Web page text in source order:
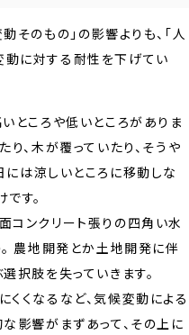
そのもの」の影響よりも、「人
に対する耐性を下げてい
ところや低いところがありま
り、木が覆っていたり、そうや
は涼しいところに移動しな
す。
ンクリート張りの四角い水
農地開発とか土地開発に伴
択肢を失っていきます。
くなるなど、気候変動による
影響がまずあって、その上に